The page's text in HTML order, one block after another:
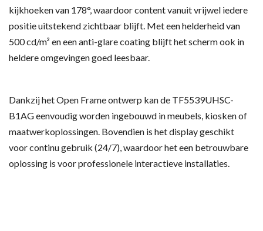
kijkhoeken van 178°, waardoor content vanuit vrijwel iedere
positie uitstekend zichtbaar blijft. Met een helderheid van
500 cd/m² en een anti-glare coating blijft het scherm ook in
heldere omgevingen goed leesbaar.
Dankzij het Open Frame ontwerp kan de TF5539UHSC-
B1AG eenvoudig worden ingebouwd in meubels, kiosken of
maatwerkoplossingen. Bovendien is het display geschikt
voor continu gebruik (24/7), waardoor het een betrouwbare
oplossing is voor professionele interactieve installaties.